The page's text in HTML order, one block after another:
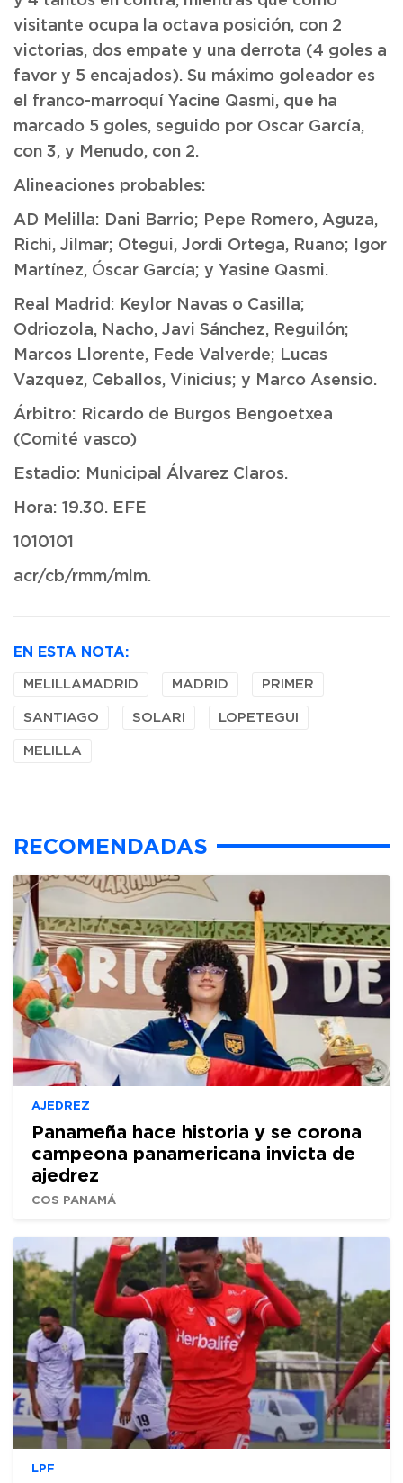
visitante ocupa la octava posición, con 2
victorias, dos empate y una derrota (4 goles a
favor y 5 encajados). Su máximo goleador es
el franco-marroquí Yacine Qasmi, que ha
marcado 5 goles, seguido por Oscar García,
con 3, y Menudo, con 2.
Alineaciones probables:
AD Melilla: Dani Barrio; Pepe Romero, Aguza,
Richi, Jilmar; Otegui, Jordi Ortega, Ruano; Igor
Martínez, Óscar García; y Yasine Qasmi.
Real Madrid: Keylor Navas o Casilla;
Odriozola, Nacho, Javi Sánchez, Reguilón;
Marcos Llorente, Fede Valverde; Lucas
Vazquez, Ceballos, Vinicius; y Marco Asensio.
Árbitro: Ricardo de Burgos Bengoetxea
(Comité vasco)
Estadio: Municipal Álvarez Claros.
Hora: 19.30. EFE
1010101
acr/cb/rmm/mlm.
EN ESTA NOTA:
MELILLAMADRID MADRID PRIMER
SANTIAGO SOLARI LOPETEGUI
MELILLA
RECOMENDADAS
AJEDREZ
Panameña hace historia y se corona
campeona panamericana invicta de
ajedrez
COS PANAMÁ
LPF